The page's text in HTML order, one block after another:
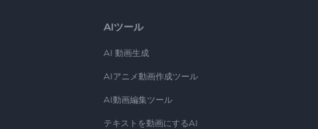
AIツール
AI 動画生成
AIアニメ動画作成ツール
AI動画編集ツール
テキストを動画にするAI